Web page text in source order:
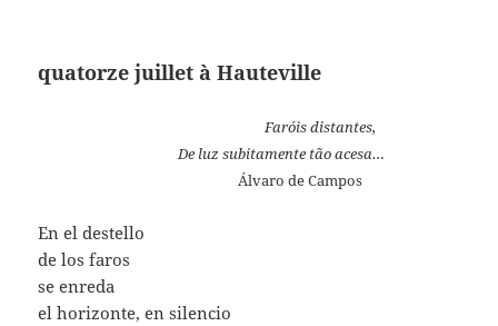
quatorze juillet à Hauteville
Faróis distantes,
De luz subitamente tão acesa…
Álvaro de Campos
En el destello
de los faros
se enreda
el horizonte, en silencio